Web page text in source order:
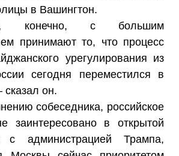
в Вашингтон.
конечно, с большим
принимают то, что процесс
урегулирования из
сегодня переместился в
он.
собеседника, российское
заинтересовано в открытой
с администрацией Трампа,